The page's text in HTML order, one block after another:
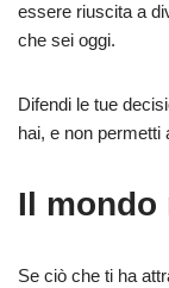
essere riuscita a
che sei oggi.
Difendi le tue
hai, e non permetti
Il mondo
Se ciò che ti ha